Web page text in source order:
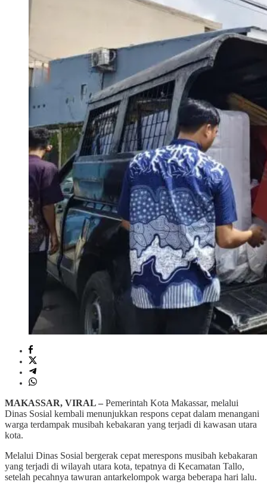
MAKASSAR, VIRAL – Pemerintah Kota Makassar, melalui
Dinas Sosial kembali menunjukkan respons cepat dalam menangani
warga terdampak musibah kebakaran yang terjadi di kawasan utara
kota.
Melalui Dinas Sosial bergerak cepat merespons musibah kebakaran
yang terjadi di wilayah utara kota, tepatnya di Kecamatan Tallo,
setelah pecahnya tawuran antarkelompok warga beberapa hari lalu.